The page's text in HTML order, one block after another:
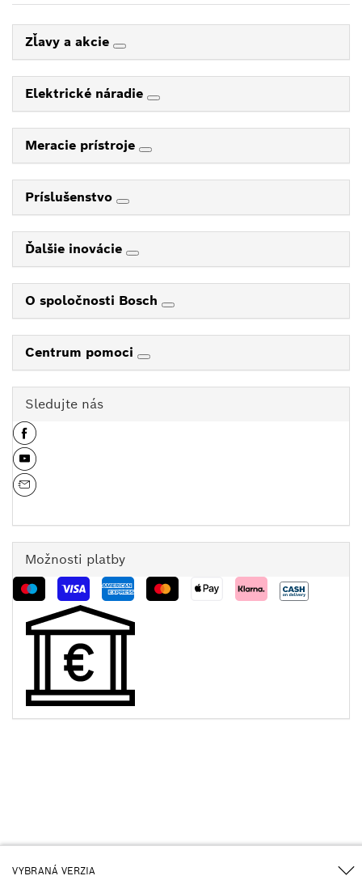
VYBRANÁ VERZIA
Zľavy a akcie
Elektrické náradie
Meracie prístroje
Príslušenstvo
Ďalšie inovácie
O spoločnosti Bosch
Centrum pomoci
Sledujte nás
Možnosti platby